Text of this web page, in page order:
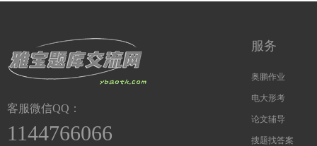
客服微信QQ：
1144766066
服务
奥鹏作业
电大形考
论文辅导
搜题找答案